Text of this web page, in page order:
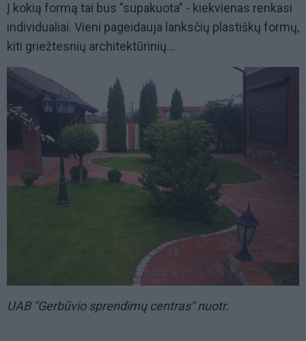
Į kokią formą tai bus "supakuota" - kiekvienas renkasi
individualiai. Vieni pageidauja lanksčių plastiškų formų,
kiti griežtesnių architektūrinių...
UAB "Gerbūvio sprendimų centras" nuotr.